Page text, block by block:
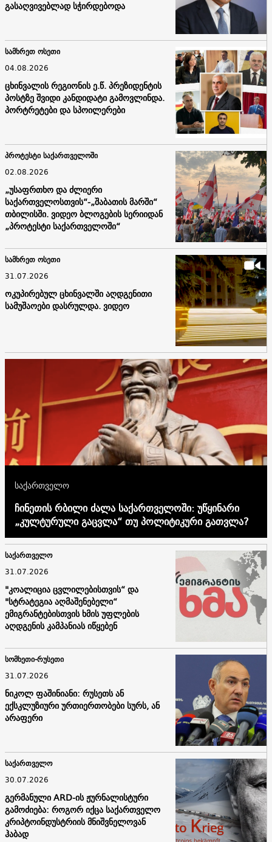
გასაღვივებლად სჭირდებოდა
სამხრეთ ოსეთი
04.08.2026
ცხინვალის რეგიონის ე.წ. პრეზიდენტის
პოსტზე შვიდი კანდიდატი გამოვლინდა.
პორტრეტები და სპოილერები
პროტესტი საქართველოში
02.08.2026
„უსაფრთხო და ძლიერი
საქართველოსთვის“-„შაბათის მარში“
თბილისში. ვიდეო ბლოგების სერიიდან
„პროტესტი საქართველოში“
სამხრეთ ოსეთი
31.07.2026
ოკუპირებულ ცხინვალში აღდგენითი
სამუშაოები დასრულდა. ვიდეო
საქართველო
ჩინეთის რბილი ძალა საქართველოში: უწყინარი
„კულტურული გაცვლა“ თუ პოლიტიკური გათვლა?
საქართველო
31.07.2026
"კოალიცია ცვლილებისთვის“ და
"სტრატეგია აღმაშენებელი“
ემიგრანტებისთვის ხმის უფლების
აღდგენის კამპანიას იწყებენ
სომხეთი-რუსეთი
31.07.2026
ნიკოლ ფაშინიანი: რუსეთს ან
ექსკლუზიური ურთიერთობები სურს, ან
არაფერი
საქართველო
30.07.2026
გერმანული ARD-ის ჟურნალისტური
გამოძიება: როგორ იქცა საქართველო
კრიპტოინდუსტრიის მნიშვნელოვან
ჰაბად